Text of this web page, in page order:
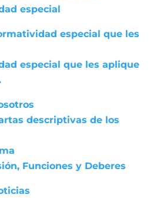
especial
especial que les
especial que les aplique
descriptivas de los
Funciones y Deberes